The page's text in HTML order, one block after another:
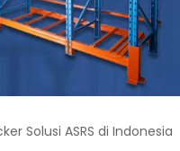
Solusi ASRS di Indonesia